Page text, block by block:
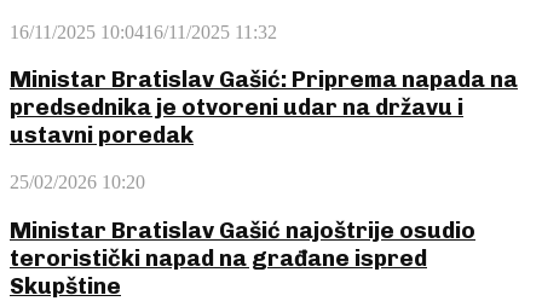
16/11/2025 10:0416/11/2025 11:32
Ministar Bratislav Gašić: Priprema napada na
predsednika je otvoreni udar na državu i
ustavni poredak
25/02/2026 10:20
Ministar Bratislav Gašić najoštrije osudio
teroristički napad na građane ispred
Skupštine